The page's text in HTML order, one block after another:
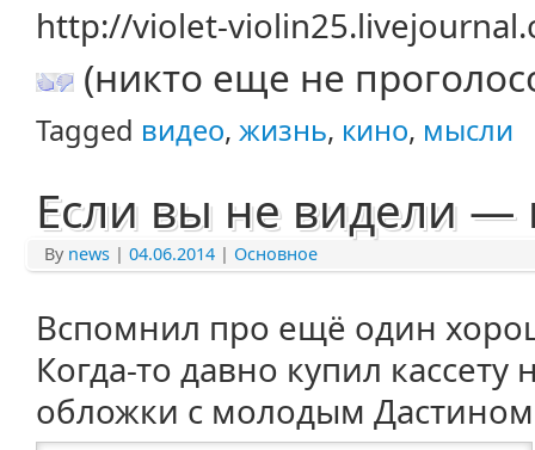
http://violet-
(никто еще не
Tagged видео, жизнь, кино, мысли
Если вы не видели —
By news | 04.06.2014 | Основное
Вспомнил про ещё один
Когда-то давно купил кассету
обложки с молодым